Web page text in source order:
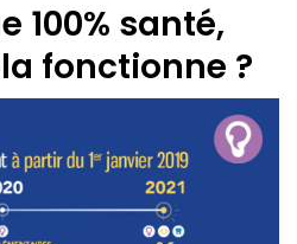
100% santé,
fonctionne ?